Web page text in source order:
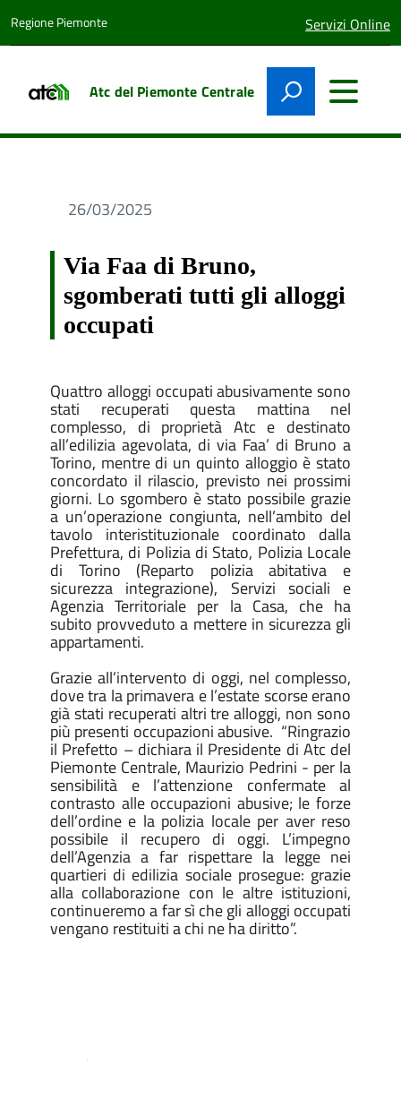
Regione Piemonte lingua
attiva:
Servizi Online
Atc del Piemonte Centrale
26/03/2025
Via Faa di Bruno,
sgomberati tutti gli alloggi
occupati
Quattro alloggi occupati abusivamente sono
stati recuperati questa mattina nel
complesso, di proprietà Atc e destinato
all’edilizia agevolata, di via Faa’ di Bruno a
Torino, mentre di un quinto alloggio è stato
concordato il rilascio, previsto nei prossimi
giorni. Lo sgombero è stato possibile grazie
a un’operazione congiunta, nell’ambito del
tavolo interistituzionale coordinato dalla
Prefettura, di Polizia di Stato, Polizia Locale
di Torino (Reparto polizia abitativa e
sicurezza integrazione), Servizi sociali e
Agenzia Territoriale per la Casa, che ha
subito provveduto a mettere in sicurezza gli
appartamenti.
Grazie all’intervento di oggi, nel complesso,
dove tra la primavera e l’estate scorse erano
già stati recuperati altri tre alloggi, non sono
più presenti occupazioni abusive. “Ringrazio
il Prefetto – dichiara il Presidente di Atc del
Piemonte Centrale, Maurizio Pedrini - per la
sensibilità e l’attenzione confermate al
contrasto alle occupazioni abusive; le forze
dell’ordine e la polizia locale per aver reso
possibile il recupero di oggi. L’impegno
dell’Agenzia a far rispettare la legge nei
quartieri di edilizia sociale prosegue: grazie
alla collaborazione con le altre istituzioni,
continueremo a far sì che gli alloggi occupati
vengano restituiti a chi ne ha diritto”.
.